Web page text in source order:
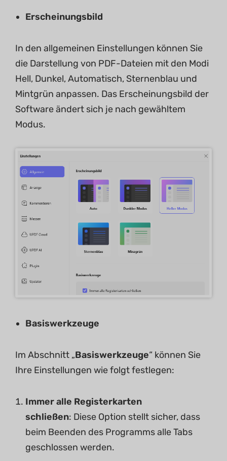
Erscheinungsbild
In den allgemeinen Einstellungen können Sie
die Darstellung von PDF-Dateien mit den Modi
Hell, Dunkel, Automatisch, Sternenblau und
Mintgrün anpassen. Das Erscheinungsbild der
Software ändert sich je nach gewähltem
Modus.
Basiswerkzeuge
Im Abschnitt „Basiswerkzeuge“ können Sie
Ihre Einstellungen wie folgt festlegen:
Immer alle Registerkarten
schließen: Diese Option stellt sicher, dass
beim Beenden des Programms alle Tabs
geschlossen werden.